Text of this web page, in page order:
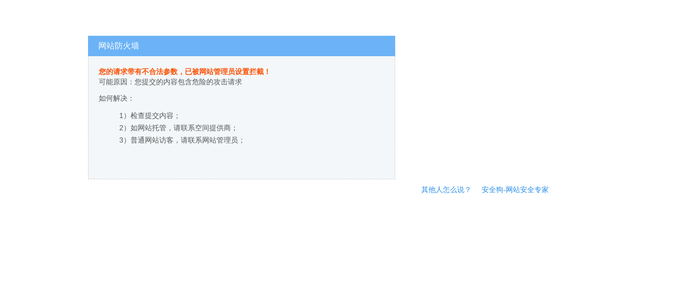
网站防火墙
您的请求带有不合法参数，已被网站管理员设置拦截！
可能原因：您提交的内容包含危险的攻击请求
如何解决：
1）检查提交内容；
2）如网站托管，请联系空间提供商；
3）普通网站访客，请联系网站管理员；
其他人怎么说？ 安全狗-网站安全专家